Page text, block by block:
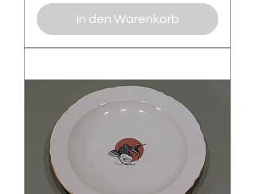
In den Warenkorb